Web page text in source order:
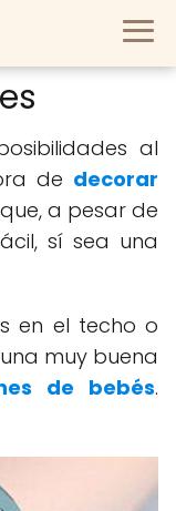
al
de decorar
a pesar de
sí sea una
en el techo o
muy buena
de bebés.